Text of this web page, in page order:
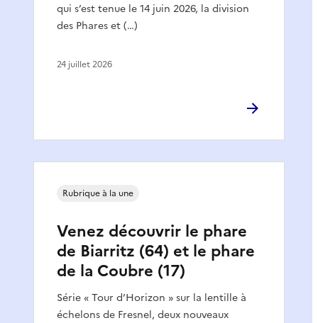
qui s’est tenue le 14 juin 2026, la division
des Phares et (…)
24 juillet 2026
Venez découvrir le phare
de Biarritz (64) et le phare
de la Coubre (17)
Série « Tour d’Horizon » sur la lentille à
échelons de Fresnel, deux nouveaux
Rubrique à la une